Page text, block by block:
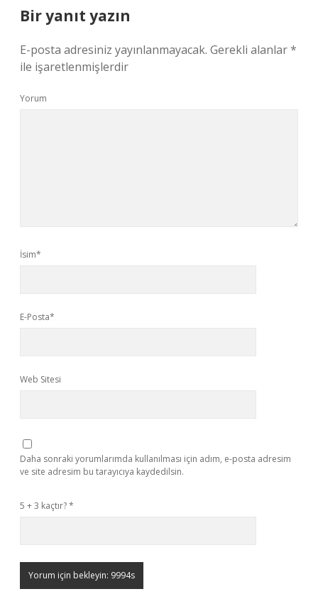
Bir yanıt yazın
E-posta adresiniz yayınlanmayacak. Gerekli alanlar*
ile işaretlenmişlerdir
Yorum
İsim*
E-Posta*
Web Sitesi
Daha sonraki yorumlarımda kullanılması için adım, e-posta adresim
ve site adresim bu tarayıcıya kaydedilsin.
5 + 3 kaçtır?*